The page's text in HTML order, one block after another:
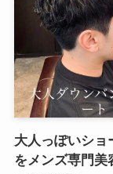
大人っぽいショ
をメンズ専門美